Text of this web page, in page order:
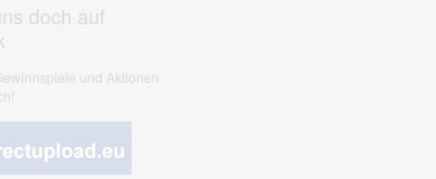
doch auf
und Aktionen